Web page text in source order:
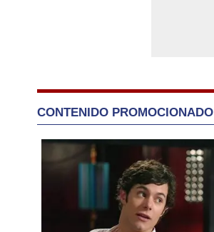
CONTENIDO PROMOCIONADO